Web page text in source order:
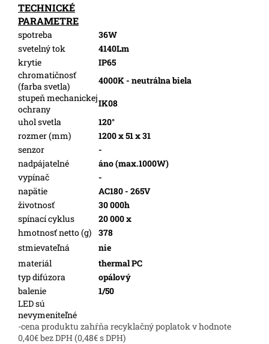
TECHNICKÉ
PARAMETRE
spotreba
36W
svetelný tok
4140Lm
krytie
IP65
chromatičnosť
(farba svetla)
4000K - neutrálna biela
stupeň mechanickej
ochrany
IK08
uhol svetla
120°
rozmer (mm)
1200 x 51 x 31
senzor
-
nadpájatelné
áno (max.1000W)
vypínač
-
napätie
AC180 - 265V
životnosť
30 000h
spínací cyklus
20 000 x
hmotnosť netto (g)
378
stmievateľná
nie
materiál
thermal PC
typ difúzora
opálový
balenie
1/50
LED sú
nevymeniteľné
-cena produktu zahŕňa recyklačný poplatok v hodnote
0,40€ bez DPH (0,48€ s DPH)